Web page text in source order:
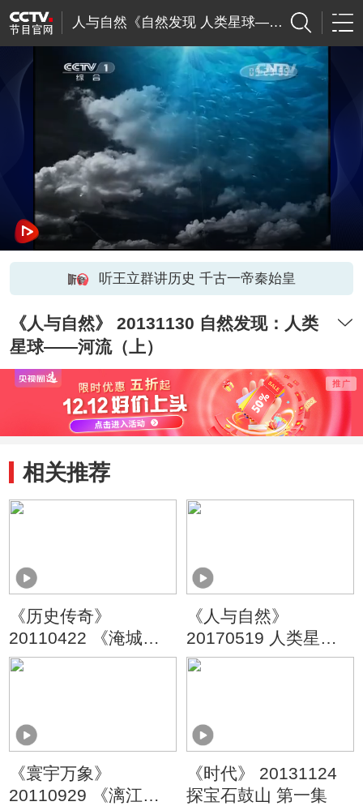
人与自然《自然发现 人类星球—河流》
听王立群讲历史 千古一帝秦始皇
《人与自然》 20131130 自然发现：人类
星球——河流（上）
相关推荐
《历史传奇》
20110422 《淹城探
谜》（上）
《人与自然》
20170519 人类星球
——草原（上）
《寰宇万象》
20110929 《漓江渔
《时代》 20131124
探宝石鼓山 第一集